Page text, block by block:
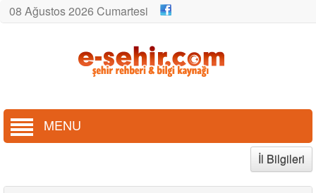
08 Ağustos 2026 Cumartesi
MENU
İl Bilgileri